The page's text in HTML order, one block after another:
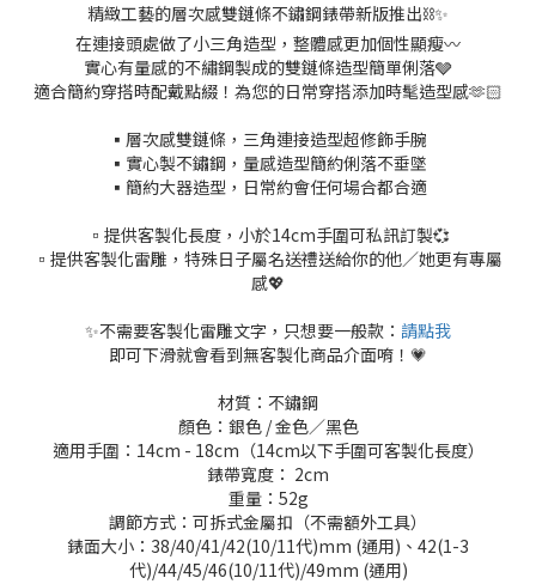
精緻工藝的層次感雙鏈條不鏽鋼錶帶新版推出⛓️✨
在連接頭處做了小三角造型，整體感更加個性顯瘦〰️
實心有量感的不繡鋼製成的雙鏈條造型簡單俐落🩶
適合簡約穿搭時配戴點綴！為您的日常穿搭添加時髦造型感🫶🏻
▪️層次感雙鏈條，三角連接造型超修飾手腕
▪️實心製不鏽鋼，量感造型簡約俐落不垂墜
▪️簡約大器造型，日常約會任何場合都合適
▫️提供客製化長度，小於14cm手圍可私訊訂製💞
▫️提供客製化雷雕，特殊日子屬名送禮送給你的他／她更有專屬
感💖
✨不需要客製化雷雕文字，只想要一般款： 請點我
即可下滑就會看到無客製化商品介面唷！💗
材質：不鏽鋼
顏色：銀色 / 金色／黑色
適用手圍：14cm - 18cm（14cm以下手圍可客製化長度）
錶帶寬度： 2cm
重量：52g
調節方式：可拆式金屬扣（不需額外工具）
錶面大小： 38/40/41/42(10/11代)mm (通用) 、 42(1-3
代)/44/45/46(10/11代)/49mm (通用)